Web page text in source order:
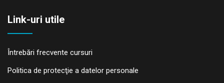
Link-uri utile
Întrebări frecvente cursuri
Politica de protecţie a datelor personale